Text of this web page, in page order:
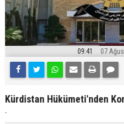
09:41 07
Kürdistan Hükümeti'nden
.